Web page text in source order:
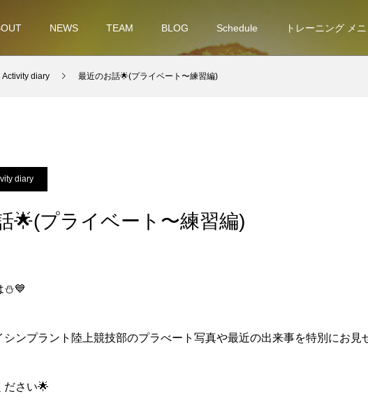
NEWS TEAM BLOG Schedule トレーニング メ
Activity diary 最近のお話🌟(プライベート〜練習編)
diary
🌟(プライベート〜練習編)
⛄️💙
シンプラント陸上競技部のプラべート写真や最近の出来事を特別にお見
ださい🌟